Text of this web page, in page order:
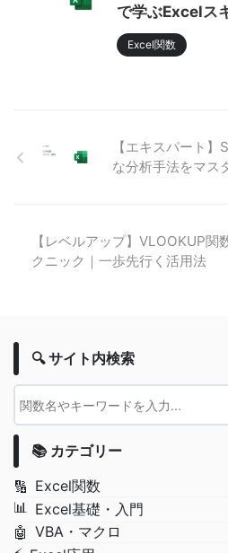
で学ぶExcelス
Excel関数
【エキスパート
な分析手法をマス
【レベルアップ】VLOOKUP関
クニック｜一歩先行く活用法
🔍 サイト内検索
📚 カテゴリー
🔢 Excel関数
📊 Excel基礎・入門
🤖 VBA・マクロ